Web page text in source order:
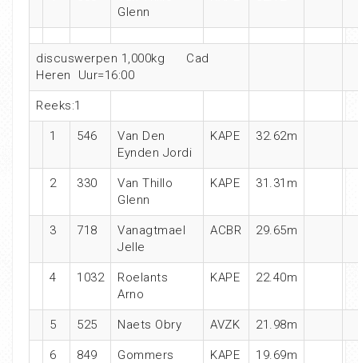
Glenn
discuswerpen 1,000kg Cad
Heren Uur=16:00
Reeks:1
1 546
Van Den
Eynden Jordi
KAPE 32.62m
2 330
Van Thillo
Glenn
KAPE 31.31m
3 718
Vanagtmael
Jelle
ACBR 29.65m
4 1032
Roelants
Arno
KAPE 22.40m
5 525 Naets Obry AVZK 21.98m
6 849
Gommers
KAPE 19.69m